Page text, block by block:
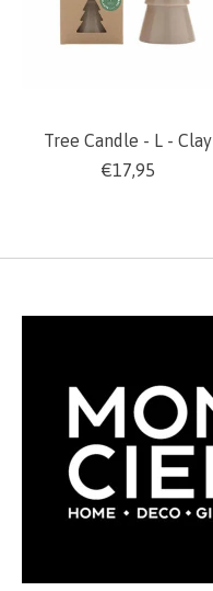
Tree Candle - L - Clay
€17,95